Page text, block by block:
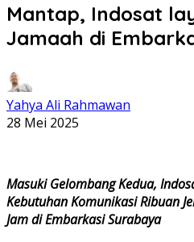
Mantap, Indosat
Jamaah di
Yahya Ali Rahmawan
28 Mei 2025
Masuki Gelombang Kedua,
Kebutuhan Komunikasi Ribuan
Jam di Embarkasi Surabaya